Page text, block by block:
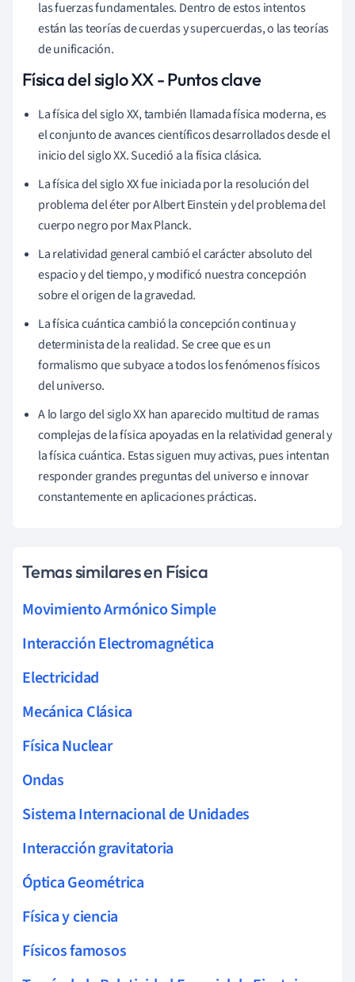
las fuerzas fundamentales. Dentro de estos intentos
están las teorías de cuerdas y supercuerdas, o las teorías
de unificación.
Física del siglo XX - Puntos clave
La física del siglo XX, también llamada física moderna, es
el conjunto de avances científicos desarrollados desde el
inicio del siglo XX. Sucedió a la física clásica.
La física del siglo XX fue iniciada por la resolución del
problema del éter por Albert Einstein y del problema del
cuerpo negro por Max Planck.
La relatividad general cambió el carácter absoluto del
espacio y del tiempo, y modificó nuestra concepción
sobre el origen de la gravedad.
La física cuántica cambió la concepción continua y
determinista de la realidad. Se cree que es un
formalismo que subyace a todos los fenómenos físicos
del universo.
A lo largo del siglo XX han aparecido multitud de ramas
complejas de la física apoyadas en la relatividad general y
la física cuántica. Estas siguen muy activas, pues intentan
responder grandes preguntas del universo e innovar
constantemente en aplicaciones prácticas.
Temas similares en Física
Movimiento Armónico Simple
Interacción Electromagnética
Electricidad
Mecánica Clásica
Física Nuclear
Ondas
Sistema Internacional de Unidades
Interacción gravitatoria
Óptica Geométrica
Física y ciencia
Físicos famosos